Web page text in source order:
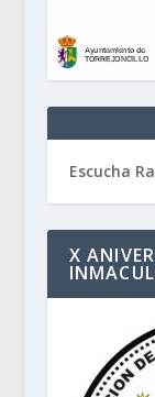
Escucha
X